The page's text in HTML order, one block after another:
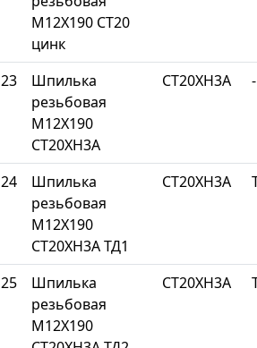
М12Х190 СТ20
цинк
23
Шпилька
резьбовая
М12Х190
СТ20ХН3А
СТ20ХН3А -
24
Шпилька
резьбовая
М12Х190
СТ20ХН3А ТД1
СТ20ХН3А
25
Шпилька
резьбовая
М12Х190
СТ20ХН3А